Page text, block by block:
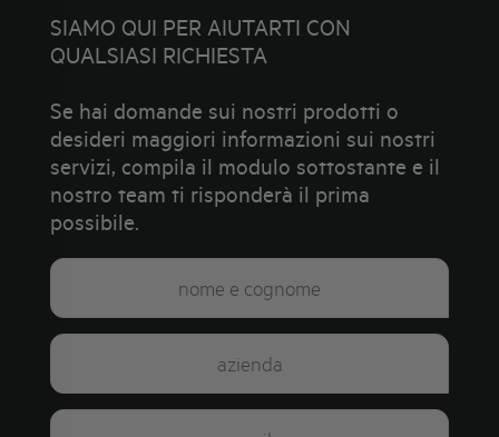
SIAMO QUI PER AIUTARTI CON
QUALSIASI RICHIESTA
Se hai domande sui nostri prodotti o
desideri maggiori informazioni sui nostri
servizi, compila il modulo sottostante e il
nostro team ti risponderà il prima
possibile.